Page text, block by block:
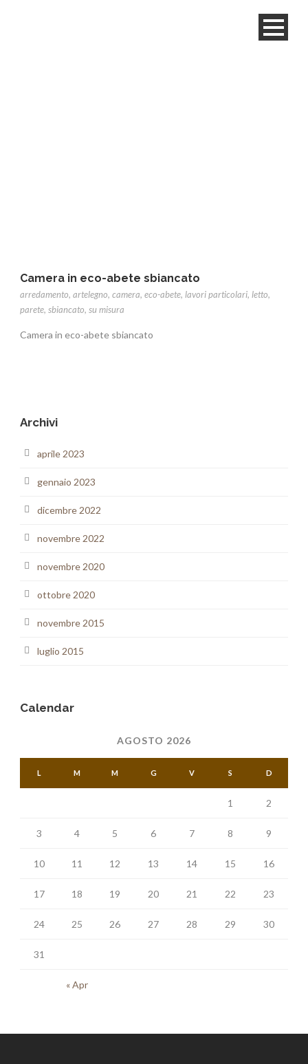
Camera in eco-abete sbiancato
arredamento, artelegno, camera, eco-abete, lavori particolari, letto,
parete, sbiancato, su misura
Camera in eco-abete sbiancato
Archivi
aprile 2023
gennaio 2023
dicembre 2022
novembre 2022
novembre 2020
ottobre 2020
novembre 2015
luglio 2015
Calendar
AGOSTO 2026
L M M G V S D
« Apr
1 2
3 4 5 6 7 8 9
10 11 12 13 14 15 16
17 18 19 20 21 22 23
24 25 26 27 28 29 30
31